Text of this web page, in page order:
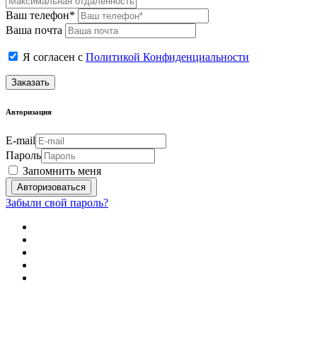
Ваш телефон*
Ваша почта
Я согласен с Политикой Конфиденциальности
Заказать
Авторизация
E-mail
Пароль
Запомнить меня
Забыли свой пароль?